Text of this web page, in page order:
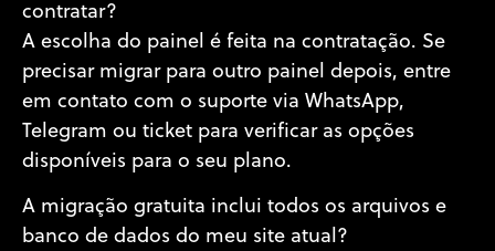
contratar?
A escolha do painel é feita na contratação. Se
precisar migrar para outro painel depois, entre
em contato com o suporte via WhatsApp,
Telegram ou ticket para verificar as opções
disponíveis para o seu plano.
A migração gratuita inclui todos os arquivos e
banco de dados do meu site atual?